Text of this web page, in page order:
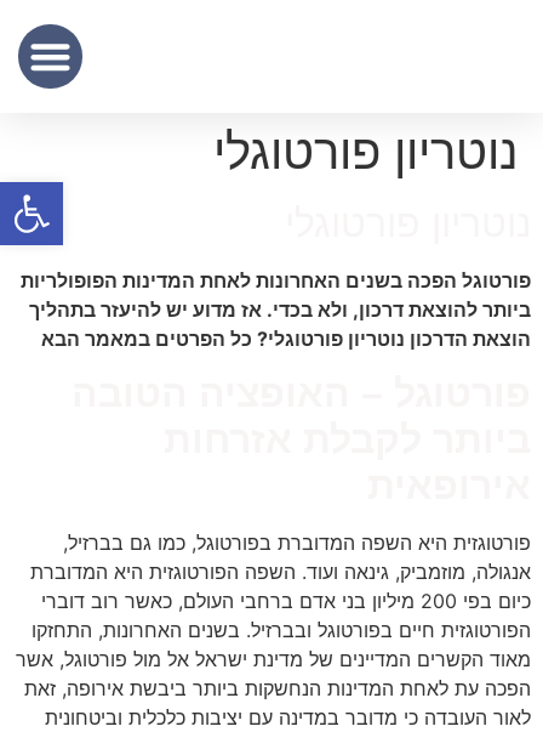
נוטריון פורטוגלי
פורטוגל הפכה בשנים האחרונות לאחת המדינות הפופולריות
ביותר להוצאת דרכון, ולא בכדי. אז מדוע יש להיעזר בתהליך
הוצאת הדרכון נוטריון פורטוגלי? כל הפרטים במאמר הבא
פורטוגזית היא השפה המדוברת בפורטוגל, כמו גם בברזיל,
אנגולה, מוזמביק, גינאה ועוד. השפה הפורטוגזית היא המדוברת
כיום בפי 200 מיליון בני אדם ברחבי העולם, כאשר רוב דוברי
הפורטוגזית חיים בפורטוגל ובברזיל. בשנים האחרונות, התחזקו
מאוד הקשרים המדיינים של מדינת ישראל אל מול פורטוגל, אשר
הפכה עת לאחת המדינות הנחשקות ביותר ביבשת אירופה, זאת
לאור העובדה כי מדובר במדינה עם יציבות כלכלית וביטחונית
פתח